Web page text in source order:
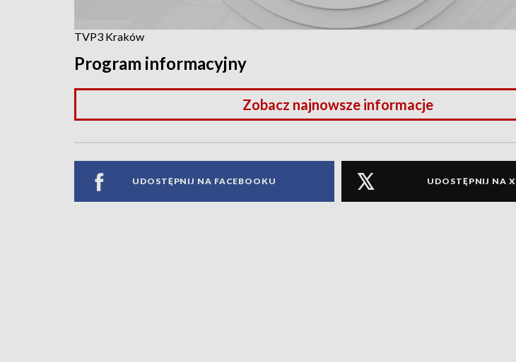
TVP3 Kraków
Program informacyjny
Zobacz najnowsze informacje
UDOSTĘPNIJ NA FACEBOOKU UDOSTĘPNIJ NA X